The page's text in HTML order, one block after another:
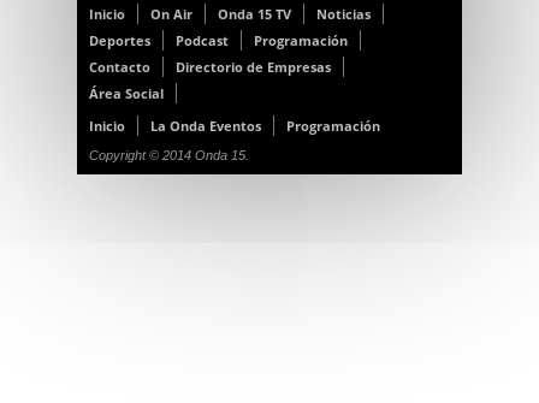
Inicio On Air Onda 15 TV
Noticias
Deportes
Podcast
Programación
Contacto
Directorio de Empresas
Área Social
Inicio
La Onda Eventos Programación
Copyright © 2014 Onda 15.